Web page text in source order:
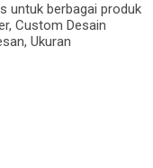
untuk berbagai produk
Custom Desain
Ukuran